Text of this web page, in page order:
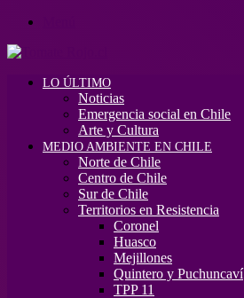
LO ÚLTIMO
Noticias
Emergencia social en Chile
Arte y Cultura
MEDIO AMBIENTE EN CHILE
Norte de Chile
Centro de Chile
Sur de Chile
Territorios en Resistencia
Coronel
Huasco
Mejillones
Quintero y Puchuncaví
TPP 11